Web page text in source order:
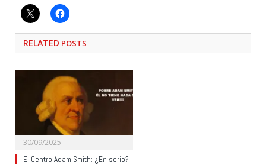
RELATED POSTS
30/09/2025
El Centro Adam Smith: ¿En serio?